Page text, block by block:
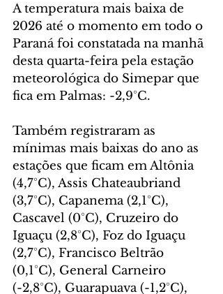
A temperatura mais baixa de
2026 até o momento em todo o
Paraná foi constatada na manhã
desta quarta-feira pela estação
meteorológica do Simepar que
fica em Palmas: -2,9°C.
Também registraram as
mínimas mais baixas do ano as
estações que ficam em Altônia
(4,7°C), Assis Chateaubriand
(3,7°C), Capanema (2,1°C),
Cascavel (0°C), Cruzeiro do
Iguaçu (2,8°C), Foz do Iguaçu
(2,7°C), Francisco Beltrão
(0,1°C), General Carneiro
(-2,8°C), Guarapuava (-1,2°C),